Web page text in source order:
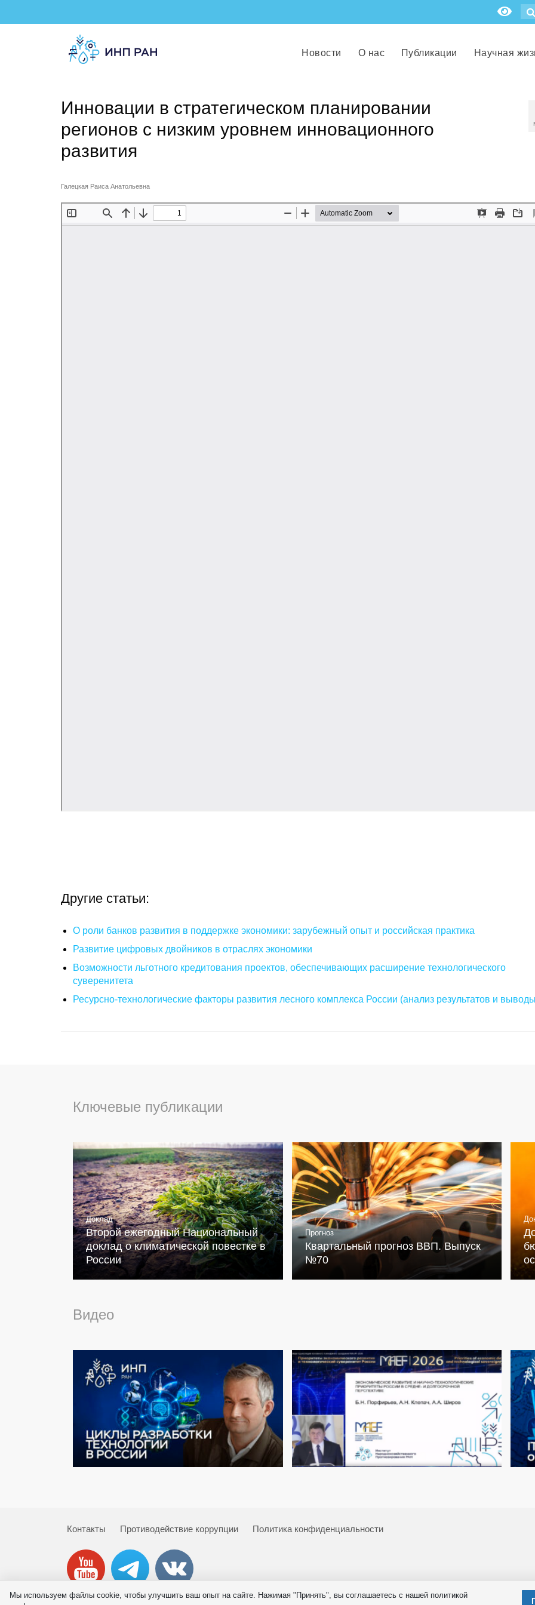
Новости О нас Публикации Научная
Инновации в стратегическом планировании
регионов с низким уровнем инновационного
развития
Галецкая Раиса Анатольевна
Другие статьи:
О роли банков развития в поддержке экономики: зарубежный опыт и российская практика
Развитие цифровых двойников в отраслях экономики
Возможности льготного кредитования проектов, обеспечивающих расширение технологического
суверенитета
Ресурсно-технологические факторы развития лесного комплекса России (анализ результатов и
Ключевые публикации
Доклад
Второй ежегодный Национальный
доклад о климатической повестке в
России
Прогноз
Квартальный прогноз ВВП. Выпуск
№70
Видео
Контакты Противодействие коррупции Политика конфиденциальности
© 2026 ИНП РАН
Мы используем файлы cookie, чтобы улучшить ваш опыт на сайте. Нажимая "Принять", вы соглашаетесь с нашей политикой